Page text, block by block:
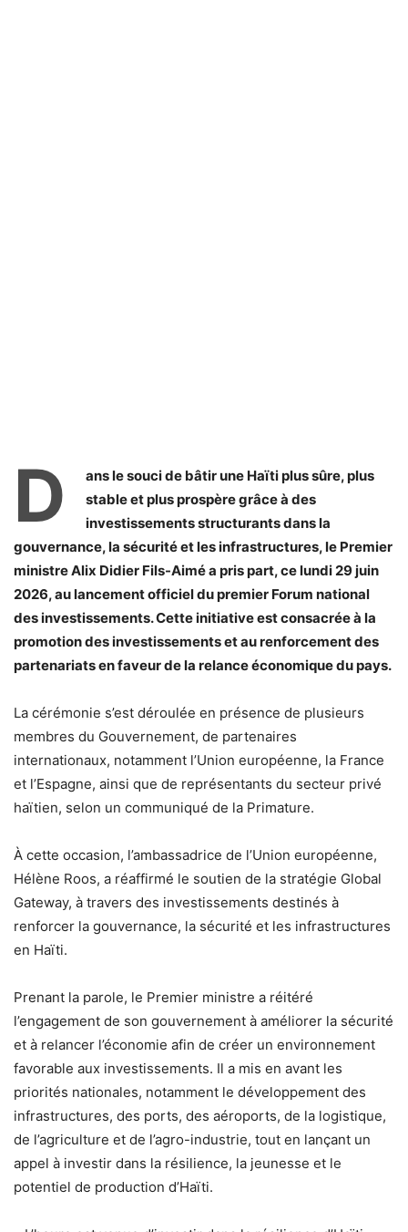
D
ans le souci de bâtir une Haïti plus sûre, plus
stable et plus prospère grâce à des
investissements structurants dans la
gouvernance, la sécurité et les infrastructures, le Premier
ministre Alix Didier Fils-Aimé a pris part, ce lundi 29 juin
2026, au lancement officiel du premier Forum national
des investissements. Cette initiative est consacrée à la
promotion des investissements et au renforcement des
partenariats en faveur de la relance économique du pays.
La cérémonie s’est déroulée en présence de plusieurs
membres du Gouvernement, de partenaires
internationaux, notamment l’Union européenne, la France
et l’Espagne, ainsi que de représentants du secteur privé
haïtien, selon un communiqué de la Primature.
À cette occasion, l’ambassadrice de l’Union européenne,
Hélène Roos, a réaffirmé le soutien de la stratégie Global
Gateway, à travers des investissements destinés à
renforcer la gouvernance, la sécurité et les infrastructures
en Haïti.
Prenant la parole, le Premier ministre a réitéré
l’engagement de son gouvernement à améliorer la sécurité
et à relancer l’économie afin de créer un environnement
favorable aux investissements. Il a mis en avant les
priorités nationales, notamment le développement des
infrastructures, des ports, des aéroports, de la logistique,
de l’agriculture et de l’agro-industrie, tout en lançant un
appel à investir dans la résilience, la jeunesse et le
potentiel de production d’Haïti.